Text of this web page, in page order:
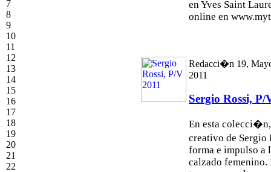
7
8
9
10
11
12
13
14
15
16
17
18
19
20
21
22
en Yves Saint
online en
Redacci�n 19,
2011
Sergio Rossi, P/
En esta
creativo de
forma e impulso a
calzado femenino.